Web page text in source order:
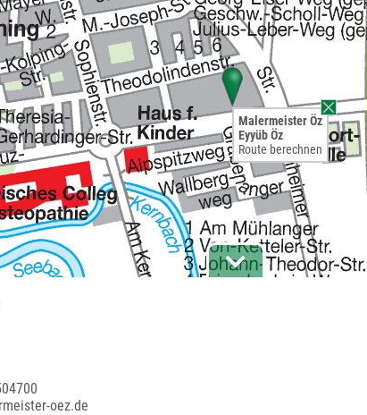
Malermeister Öz
Eyyüb Öz
Route berechnen
oez.de